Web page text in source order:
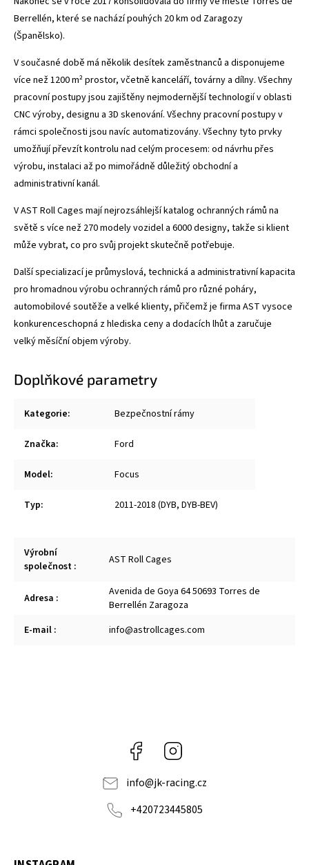
Berrellén, které se nachází pouhých 20 km od Zaragozy
(Španělsko).
V současné době má několik desítek zaměstnanců a disponujeme
více než 1200 m² prostor, včetně kanceláří, továrny a dílny. Všechny
pracovní postupy jsou zajištěny nejmodernější technologií v oblasti
CNC výroby, designu a 3D skenování. Všechny pracovní postupy v
rámci společnosti jsou navíc automatizovány. Všechny tyto prvky
umožňují převzít kontrolu nad celým procesem: od návrhu přes
výrobu, instalaci až po mimořádně důležitý obchodní a
administrativní kanál.
V AST Roll Cages mají nejrozsáhlejší katalog ochranných rámů na
světě s více než 270 modely vozidel a 6000 designy, takže si klient
může vybrat, co pro svůj projekt skutečně potřebuje.
Další specializací je průmyslová, technická a administrativní kapacita
pro hromadnou výrobu ochranných rámů pro různé poháry,
automobilové soutěže a velké klienty, přičemž je firma AST vysoce
konkurenceschopná z hlediska ceny a dodacích lhůt a zaručuje
velký měsíční objem výroby.
Doplňkové parametry
Kategorie: Bezpečnostní rámy
Značka: Ford
Model: Focus
Typ: 2011-2018 (DYB, DYB-BEV)
Výrobní
společnost : AST Roll Cages
Adresa :
Avenida de Goya 64 50693 Torres de
Berrellén Zaragoza
E-mail : info@astrollcages.com
Facebook
info@jk-racing.cz
+420723445805